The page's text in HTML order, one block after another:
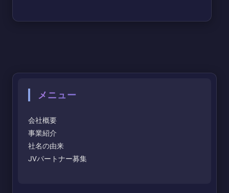
メニュー
会社概要
事業紹介
社名の由来
JVパートナー募集